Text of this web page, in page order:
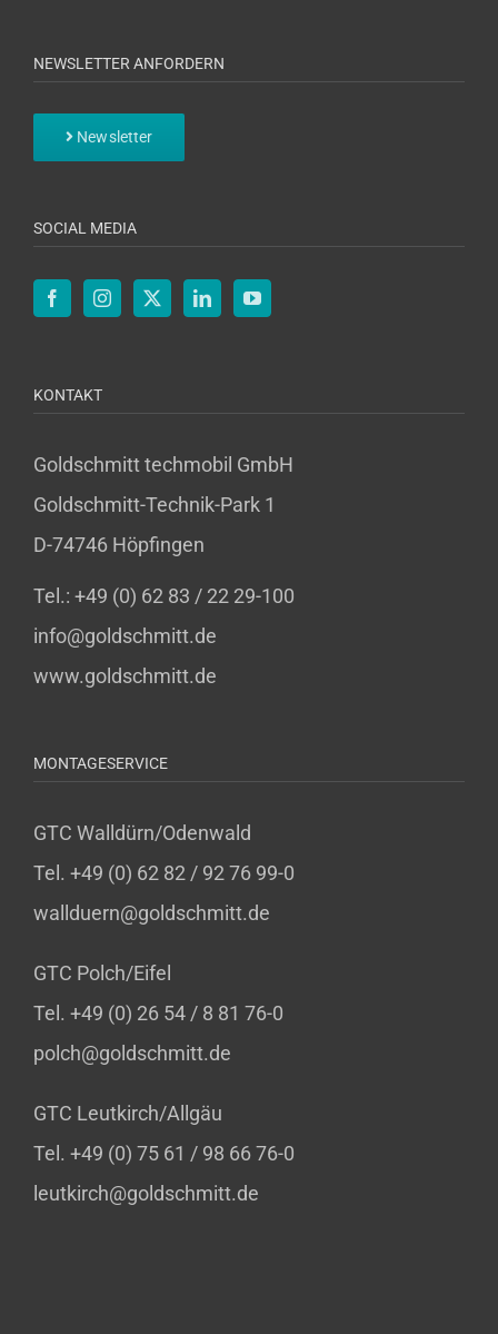
NEWSLETTER ANFORDERN
Newsletter
SOCIAL MEDIA
KONTAKT
Goldschmitt techmobil GmbH
Goldschmitt-Technik-Park 1
D-74746 Höpfingen
Tel.: +49 (0) 62 83 / 22 29-100
info@goldschmitt.de
www.goldschmitt.de
MONTAGESERVICE
GTC Walldürn/Odenwald
Tel. +49 (0) 62 82 / 92 76 99-0
wallduern@goldschmitt.de
GTC Polch/Eifel
Tel. +49 (0) 26 54 / 8 81 76-0
polch@goldschmitt.de
GTC Leutkirch/Allgäu
Tel. +49 (0) 75 61 / 98 66 76-0
leutkirch@goldschmitt.de